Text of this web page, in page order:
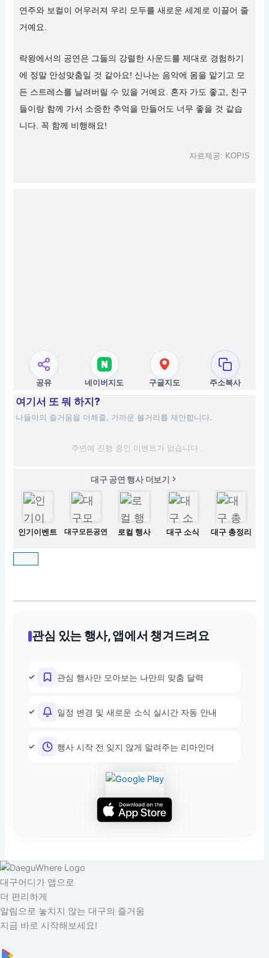
연주와 보컬이 어우러져 우리 모두를 새로운 세계로 이끌어 줄
거예요.
락왕에서의 공연은 그들의 강렬한 사운드를 제대로 경험하기
에 정말 안성맞춤일 것 같아요! 신나는 음악에 몸을 맡기고 모
든 스트레스를 날려버릴 수 있을 거예요. 혼자 가도 좋고, 친구
들이랑 함께 가서 소중한 추억을 만들어도 너무 좋을 것 같습
니다. 꼭 함께 비행해요!
자료제공: KOPIS
공유 네이버지도 구글지도 주소복사
여기서 또 뭐 하지?
나들이의 즐거움을 더해줄, 가까운 볼거리를 제안합니다.
주변에 진행 중인 이벤트가 없습니다
대구 공연 행사 더보기
인기이벤트 대구모든공연 로컬 행사 대구 소식 대구 총정리
관심 있는 행사, 앱에서 챙겨드려요
관심 행사만 모아보는 나만의 맞춤 달력
일정 변경 및 새로운 소식 실시간 자동 안내
행사 시작 전 잊지 않게 알려주는 리마인더
대구어디가 앱으로
더 편리하게
알림으로 놓치지 않는 대구의 즐거움
지금 바로 시작해보세요!